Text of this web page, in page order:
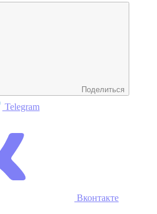
Поделиться
Telegram
Вконтакте